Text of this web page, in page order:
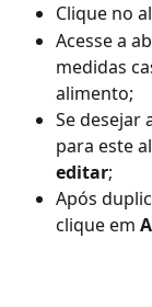
Clique no
Acesse a
medidas
alimento;
Se desejar
para este
editar;
Após
clique em